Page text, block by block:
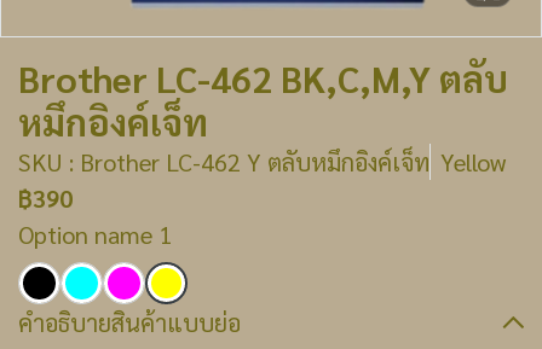
Brother LC-462 BK,C,M,Y ตลับ
หมึกอิงค์เจ็ท
SKU : Brother LC-462 Y ตลับหมึกอิงค์เจ็ท Yellow
฿390
Option name 1
คำอธิบายสินค้าแบบย่อ